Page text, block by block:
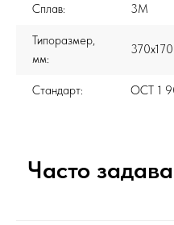
Сплав: 3М
Типоразмер,
мм:
370x170
Стандарт: ОСТ 1
Часто